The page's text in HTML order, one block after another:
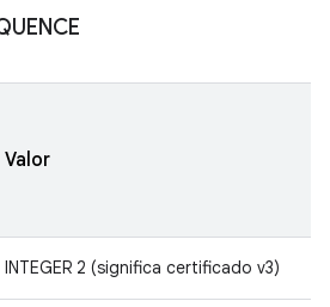
Valor
INTEGER 2 (significa certificado v3)